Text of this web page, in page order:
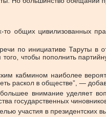
то общих цивилизованных
по инициативе Таруты в
чтобы пополнить
кабмином наиболее
раскол в обществе”, —
внимание уделяет
государственных
участия в президентских